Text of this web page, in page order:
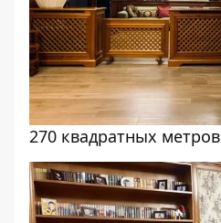
270 квадратных метров